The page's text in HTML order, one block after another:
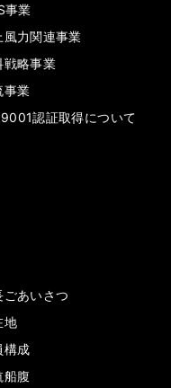
事業
風力関連事業
戦略事業
事業
認証取得について
ごあいさつ
地
構成
船腹